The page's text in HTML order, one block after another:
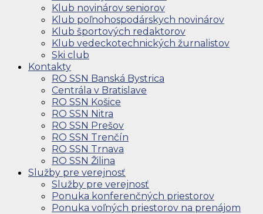
Klub novinárov seniorov
Klub poľnohospodárskych novinárov
Klub športových redaktorov
Klub vedeckotechnických žurnalistov
Ski club
Kontakty
RO SSN Banská Bystrica
Centrála v Bratislave
RO SSN Košice
RO SSN Nitra
RO SSN Prešov
RO SSN Trenčín
RO SSN Trnava
RO SSN Žilina
Služby pre verejnosť
Služby pre verejnosť
Ponuka konferenčných priestorov
Ponuka voľných priestorov na prenájom